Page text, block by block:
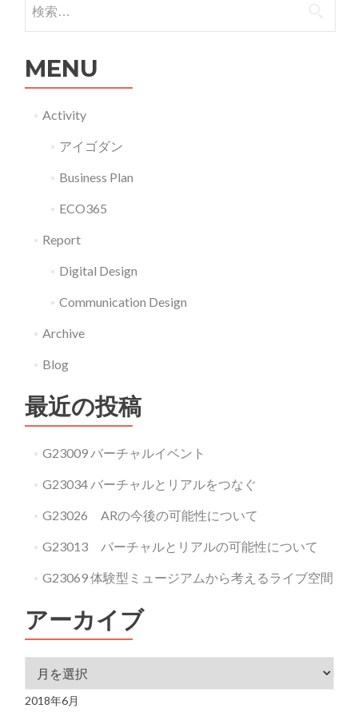
MENU
Activity
アイゴダン
Business Plan
ECO365
Report
Digital Design
Communication Design
Archive
Blog
最近の投稿
G23009 バーチャルイベント
G23034 バーチャルとリアルをつなぐ
G23026 ARの今後の可能性について
G23013 バーチャルとリアルの可能性について
G23069 体験型ミュージアムから考えるライブ空間
アーカイブ
アーカイブ
2018年6月